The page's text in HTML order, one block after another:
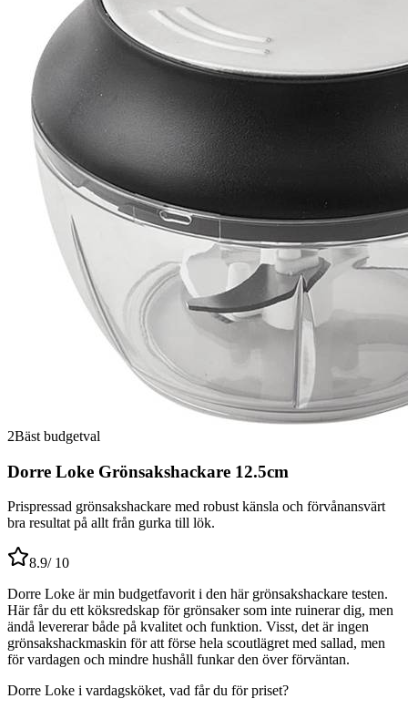
2Bäst budgetval
Dorre Loke Grönsakshackare 12.5cm
Prispressad grönsakshackare med robust känsla och förvånansvärt
bra resultat på allt från gurka till lök.
8.9/ 10
Dorre Loke är min budgetfavorit i den här grönsakshackare testen.
Här får du ett köksredskap för grönsaker som inte ruinerar dig, men
ändå levererar både på kvalitet och funktion. Visst, det är ingen
grönsakshackmaskin för att förse hela scoutlägret med sallad, men
för vardagen och mindre hushåll funkar den över förväntan.
Dorre Loke i vardagsköket, vad får du för priset?